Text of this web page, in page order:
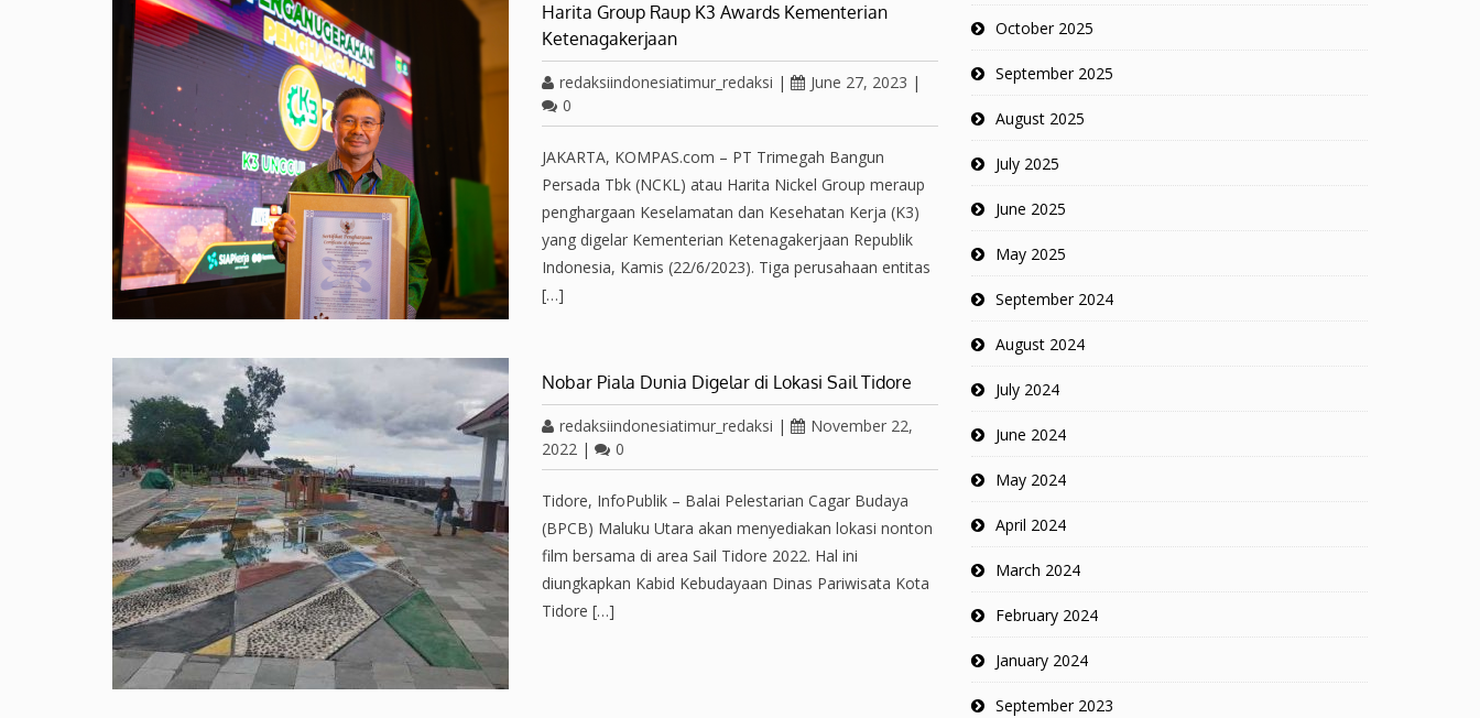
Harita Group Raup K3 Awards Kementerian
Ketenagakerjaan
redaksiindonesiatimur_redaksi | June 27, 2023 |
0
JAKARTA, KOMPAS.com – PT Trimegah Bangun
Persada Tbk (NCKL) atau Harita Nickel Group meraup
penghargaan Keselamatan dan Kesehatan Kerja (K3)
yang digelar Kementerian Ketenagakerjaan Republik
Indonesia, Kamis (22/6/2023). Tiga perusahaan entitas
[…]
Nobar Piala Dunia Digelar di Lokasi Sail Tidore
redaksiindonesiatimur_redaksi |
November 22,
2022 | 0
Tidore, InfoPublik – Balai Pelestarian Cagar Budaya
(BPCB) Maluku Utara akan menyediakan lokasi nonton
film bersama di area Sail Tidore 2022. Hal ini
diungkapkan Kabid Kebudayaan Dinas Pariwisata Kota
Tidore […]
October 2025
September 2025
August 2025
July 2025
June 2025
May 2025
September 2024
August 2024
July 2024
June 2024
May 2024
April 2024
March 2024
February 2024
January 2024
September 2023